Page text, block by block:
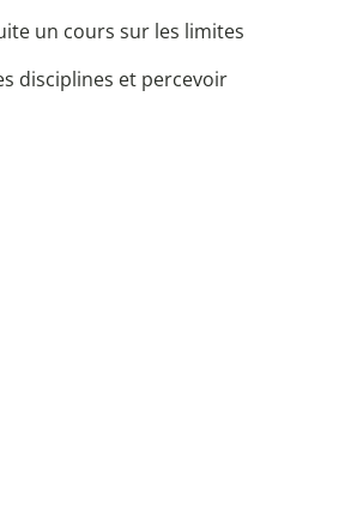
un cours sur les limites
disciplines et percevoir